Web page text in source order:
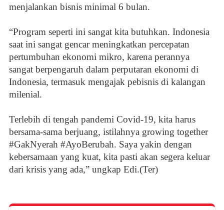
menjalankan bisnis minimal 6 bulan.
“Program seperti ini sangat kita butuhkan. Indonesia
saat ini sangat gencar meningkatkan percepatan
pertumbuhan ekonomi mikro, karena perannya
sangat berpengaruh dalam perputaran ekonomi di
Indonesia, termasuk mengajak pebisnis di kalangan
milenial.
Terlebih di tengah pandemi Covid-19, kita harus
bersama-sama berjuang, istilahnya growing together
#GakNyerah #AyoBerubah. Saya yakin dengan
kebersamaan yang kuat, kita pasti akan segera keluar
dari krisis yang ada,” ungkap Edi.(Ter)